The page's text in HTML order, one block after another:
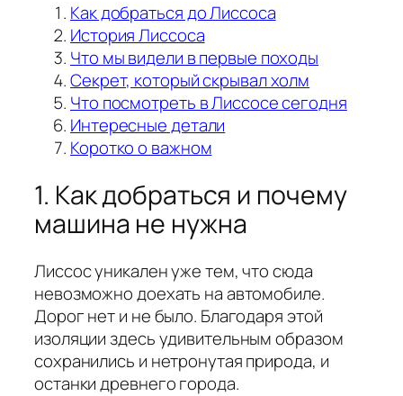
Как добраться до Лиссоса
История Лиссоса
Что мы видели в первые походы
Секрет, который скрывал холм
Что посмотреть в Лиссосе сегодня
Интересные детали
Коротко о важном
1. Как добраться и почему
машина не нужна
Лиссос уникален уже тем, что сюда
невозможно доехать на автомобиле.
Дорог нет и не было. Благодаря этой
изоляции здесь удивительным образом
сохранились и нетронутая природа, и
останки древнего города.